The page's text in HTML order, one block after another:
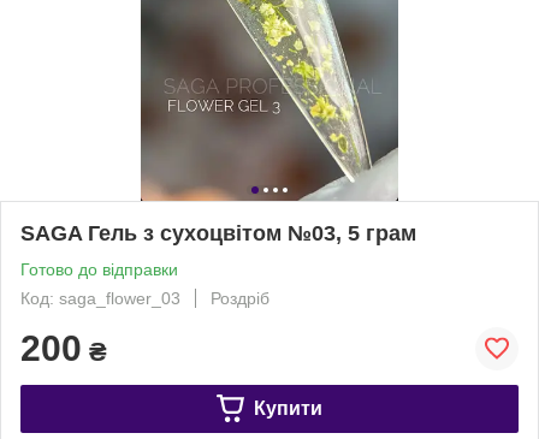
SAGA Гель з сухоцвітом №03, 5 грам
Готово до відправки
Код: saga_flower_03
Роздріб
200 ₴
Купити